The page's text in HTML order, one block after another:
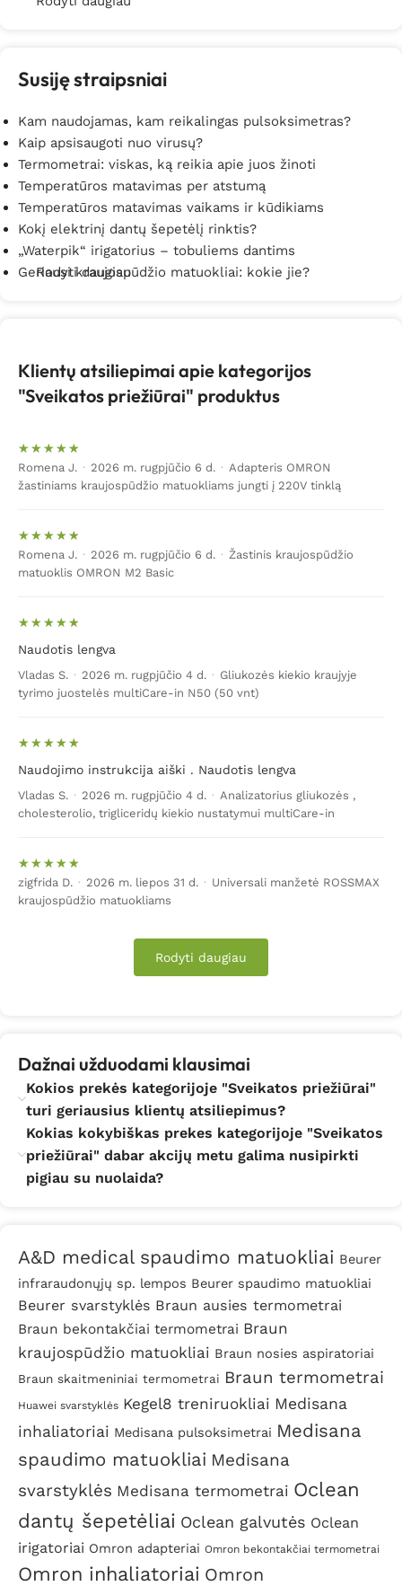
Susiję straipsniai
Kam naudojamas, kam reikalingas pulsoksimetras?
Kaip apsisaugoti nuo virusų?
Termometrai: viskas, ką reikia apie juos žinoti
Temperatūros matavimas per atstumą
Temperatūros matavimas vaikams ir kūdikiams
Kokį elektrinį dantų šepetėlį rinktis?
„Waterpik“ irigatorius – tobuliems dantims
Geriausi kraujospūdžio matuokliai: kokie jie?
Rodyti daugiau
Klientų atsiliepimai apie kategorijos
"Sveikatos priežiūrai" produktus
Romena J. · 2026 m. rugpjūčio 6 d. · Adapteris OMRON
žastiniams kraujospūdžio matuokliams jungti į 220V tinklą
Romena J. · 2026 m. rugpjūčio 6 d. · Žastinis kraujospūdžio
matuoklis OMRON M2 Basic
Naudotis lengva
Vladas S. · 2026 m. rugpjūčio 4 d. · Gliukozės kiekio kraujyje
tyrimo juostelės multiCare-in N50 (50 vnt)
Naudojimo instrukcija aiški . Naudotis lengva
Vladas S. · 2026 m. rugpjūčio 4 d. · Analizatorius gliukozės ,
cholesterolio, trigliceridų kiekio nustatymui multiCare-in
zigfrida D. · 2026 m. liepos 31 d. · Universali manžetė ROSSMAX
kraujospūdžio matuokliams
Rodyti daugiau
Dažnai užduodami klausimai
Kokios prekės kategorijoje "Sveikatos priežiūrai"
turi geriausius klientų atsiliepimus?
Kokias kokybiškas prekes kategorijoje "Sveikatos
priežiūrai" dabar akcijų metu galima nusipirkti
pigiau su nuolaida?
A&D medical spaudimo matuokliai Beurer
infraraudonųjų sp. lempos Beurer spaudimo matuokliai
Beurer svarstyklės Braun ausies termometrai
Braun bekontakčiai termometrai Braun
kraujospūdžio matuokliai Braun nosies aspiratoriai
Braun skaitmeniniai termometrai Braun termometrai
Huawei svarstyklės Kegel8 treniruokliai Medisana
inhaliatoriai Medisana pulsoksimetrai Medisana
spaudimo matuokliai Medisana
svarstyklės Medisana termometrai Oclean
dantų šepetėliai Oclean galvutės Oclean
irigatoriai Omron adapteriai Omron bekontakčiai termometrai
Omron inhaliatoriai Omron